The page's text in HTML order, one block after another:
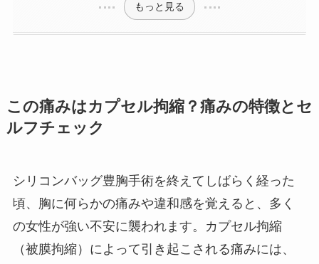
もっと見る
この痛みはカプセル拘縮？痛みの特徴とセ
ルフチェック
シリコンバッグ豊胸手術を終えてしばらく経った
頃、胸に何らかの痛みや違和感を覚えると、多く
の女性が強い不安に襲われます。カプセル拘縮
（被膜拘縮）によって引き起こされる痛みには、